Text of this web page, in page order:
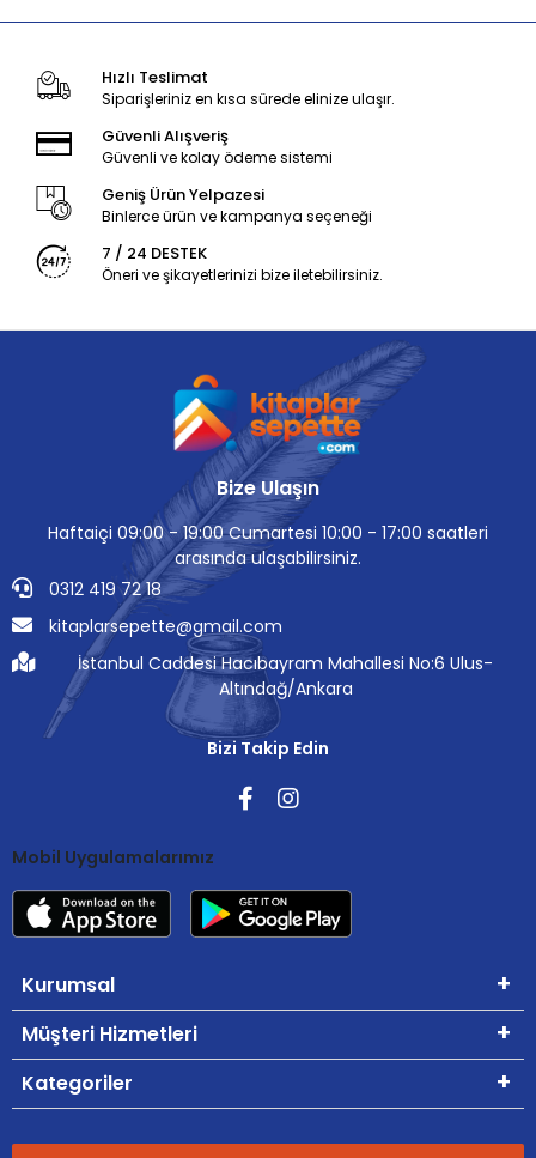
Hızlı Teslimat
Siparişleriniz en kısa sürede elinize ulaşır.
Güvenli Alışveriş
Güvenli ve kolay ödeme sistemi
Geniş Ürün Yelpazesi
Binlerce ürün ve kampanya seçeneği
7 / 24 DESTEK
Öneri ve şikayetlerinizi bize iletebilirsiniz.
Bize Ulaşın
Haftaiçi 09:00 - 19:00 Cumartesi 10:00 - 17:00 saatleri
arasında ulaşabilirsiniz.
0312 419 72 18
kitaplarsepette@gmail.com
İstanbul Caddesi Hacıbayram Mahallesi No:6 Ulus-
Altındağ/Ankara
Bizi Takip Edin
Mobil Uygulamalarımız
Kurumsal
Müşteri Hizmetleri
Kategoriler